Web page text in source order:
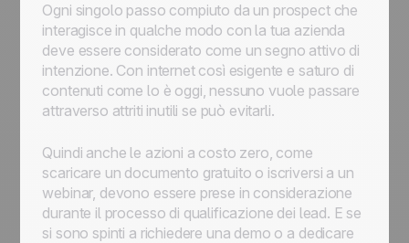
Ogni singolo passo compiuto da un prospect che
interagisce in qualche modo con la tua azienda
deve essere considerato come un segno attivo di
intenzione. Con internet così esigente e saturo di
contenuti come lo è oggi, nessuno vuole passare
attraverso attriti inutili se può evitarli.
Quindi anche le azioni a costo zero, come
scaricare un documento gratuito o iscriversi a un
webinar, devono essere prese in considerazione
durante il processo di qualificazione dei lead. E se
si sono spinti a richiedere una demo o a dedicare